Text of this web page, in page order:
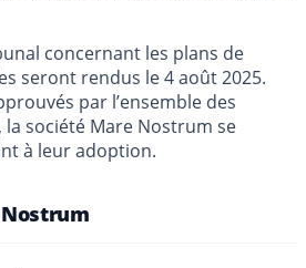
concernant les plans de
seront rendus le 4 août 2025.
par l’ensemble des
société Mare Nostrum se
à leur adoption.